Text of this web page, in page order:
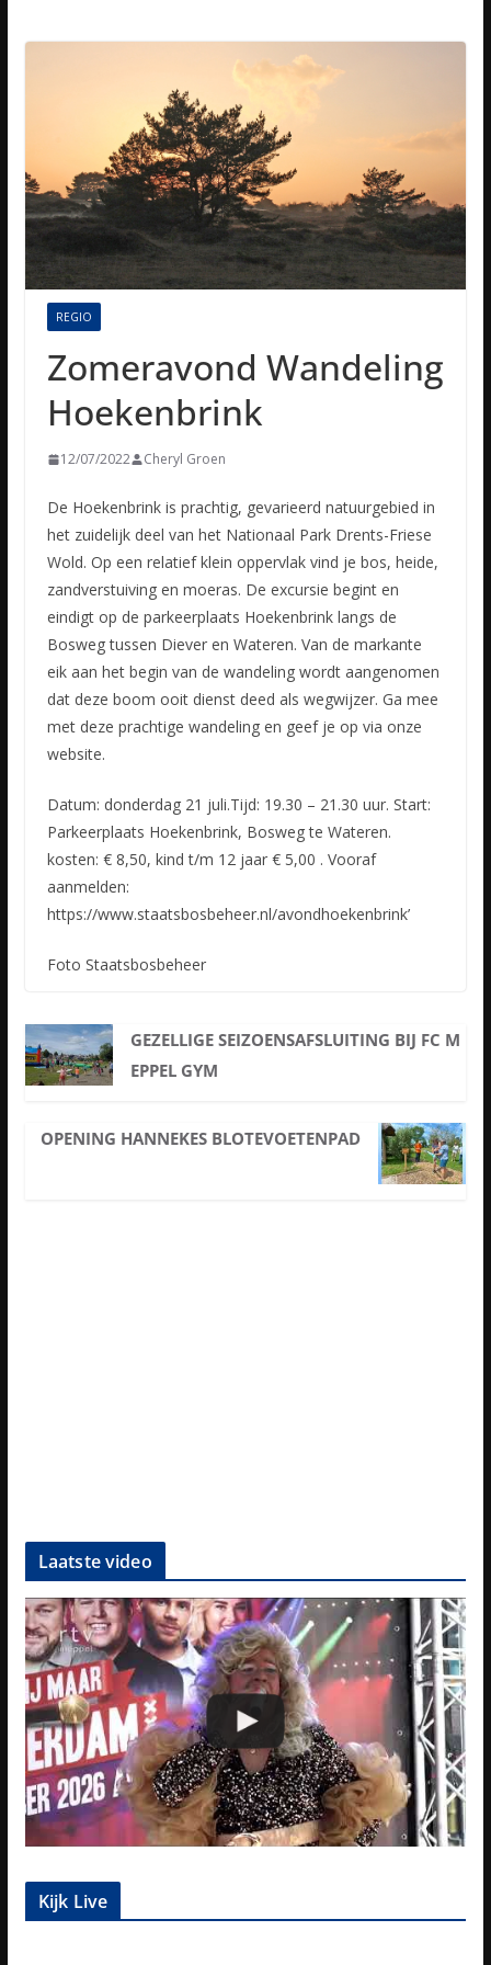
REGIO
Zomeravond Wandeling
Hoekenbrink
12/07/2022 Cheryl Groen
De Hoekenbrink is prachtig, gevarieerd natuurgebied in
het zuidelijk deel van het Nationaal Park Drents-Friese
Wold. Op een relatief klein oppervlak vind je bos, heide,
zandverstuiving en moeras. De excursie begint en
eindigt op de parkeerplaats Hoekenbrink langs de
Bosweg tussen Diever en Wateren. Van de markante
eik aan het begin van de wandeling wordt aangenomen
dat deze boom ooit dienst deed als wegwijzer. Ga mee
met deze prachtige wandeling en geef je op via onze
website.
Datum: donderdag 21 juli.Tijd: 19.30 – 21.30 uur. Start:
Parkeerplaats Hoekenbrink, Bosweg te Wateren.
kosten: € 8,50, kind t/m 12 jaar € 5,00 . Vooraf
aanmelden:
https://www.staatsbosbeheer.nl/avondhoekenbrink’
Foto Staatsbosbeheer
GEZELLIGE SEIZOENSAFSLUITING BIJ FC M
EPPEL GYM
OPENING HANNEKES BLOTEVOETENPAD
Laatste video
Kijk Live